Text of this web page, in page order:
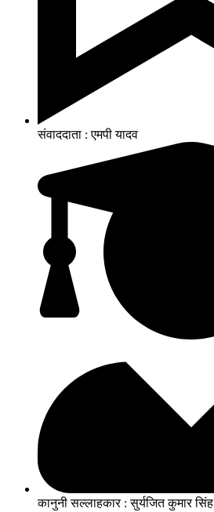
संवाददाता : एमपी यादव
कानुनी सल्लाहकार : सुर्यजित कुमार सिंह